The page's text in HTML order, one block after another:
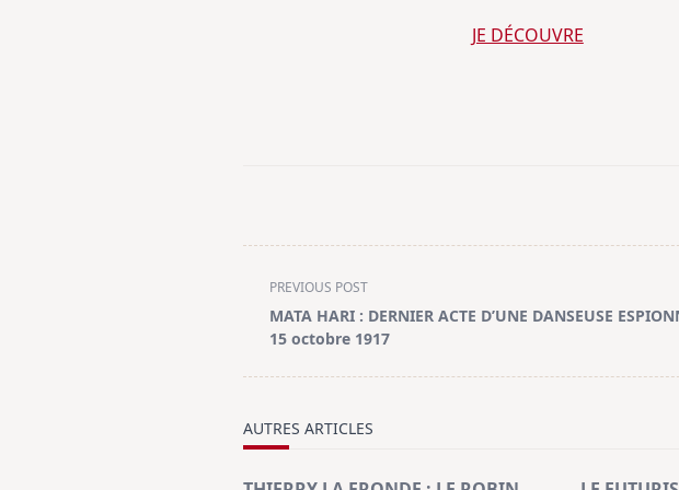
JE DÉCOUVRE
<span
class="nav-
subtitle
PREVIOUS POST
MATA HARI : DERNIER ACTE D’UNE DANSEUSE
15 octobre 1917
AUTRES ARTICLES